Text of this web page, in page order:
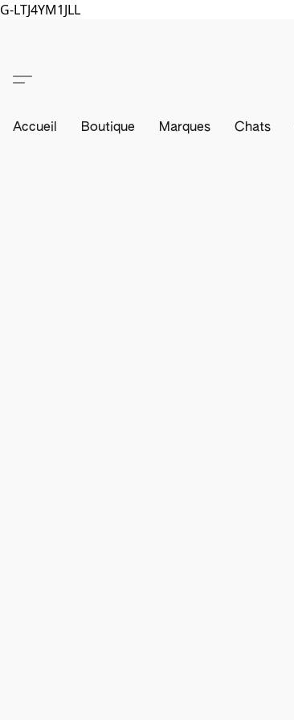
G-LTJ4YM1JLL
Accueil Boutique Marques Chats